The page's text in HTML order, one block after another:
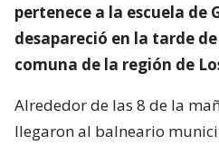
pertenece a la escuela de
desapareció en la tarde
comuna de la región de
Alrededor de las 8 de la
llegaron al balneario